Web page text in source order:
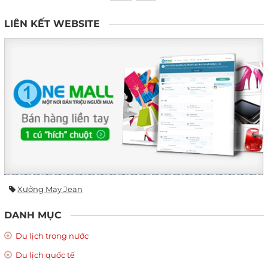
LIÊN KẾT WEBSITE
Xưởng May Jean
DANH MỤC
Du lịch trong nước
Du lịch quốc tế